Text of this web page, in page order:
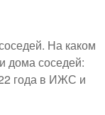
На каком
дома соседей:
года в ИЖС и